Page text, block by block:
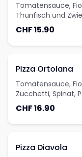
Tomatensauce,
Thunfisch und
CHF 15.90
Pizza Ortolana
Tomatensauce,
Zucchetti, Spinat,
Champignons,
Artischocken
CHF 16.90
Pizza Diavola